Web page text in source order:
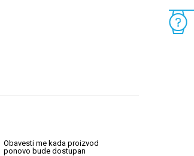
Obavesti me kada proizvod
ponovo bude dostupan